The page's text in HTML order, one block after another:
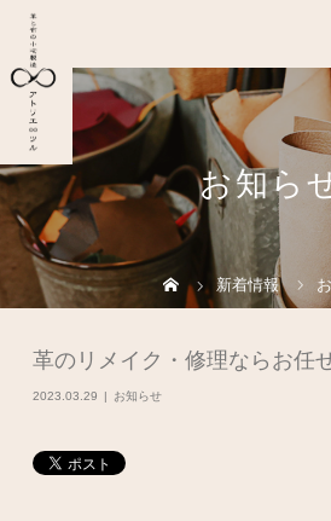
お知ら
新着情報
革のリメイク・修理ならお任
2023.03.29 お知らせ